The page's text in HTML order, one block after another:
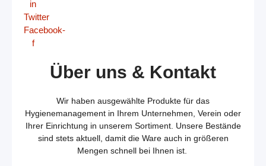
in
Twitter
Facebook-
f
Über uns & Kontakt
Wir haben ausgewählte Produkte für das
Hygienemanagement in Ihrem Unternehmen, Verein oder
Ihrer Einrichtung in unserem Sortiment. Unsere Bestände
sind stets aktuell, damit die Ware auch in größeren
Mengen schnell bei Ihnen ist.